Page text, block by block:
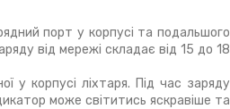
порт у корпусі та подальшого
від мережі складає від 15 до 18
у корпусі ліхтаря. Під час заряду
може світитись яскравіше та